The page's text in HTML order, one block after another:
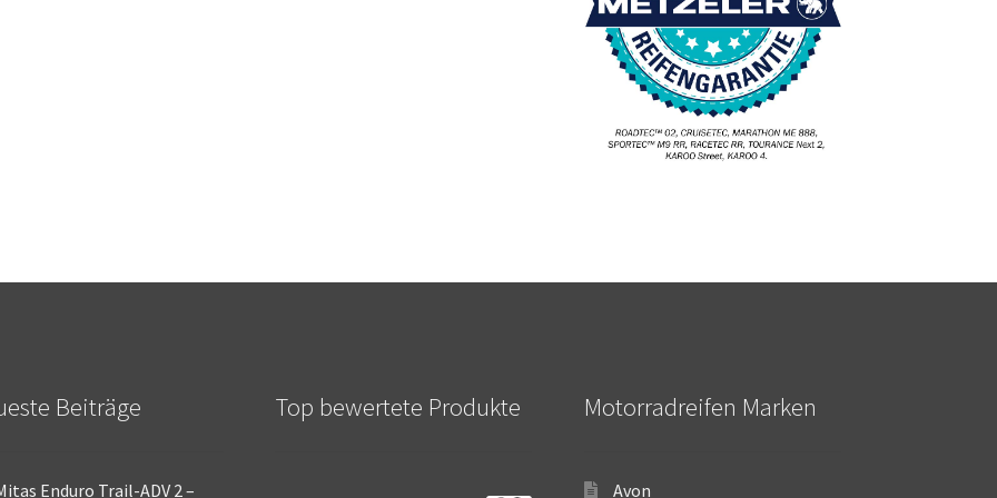
Beiträge
Enduro Trail-ADV 2 –
Top bewertete Produkte Motorradreifen Marken
Avon